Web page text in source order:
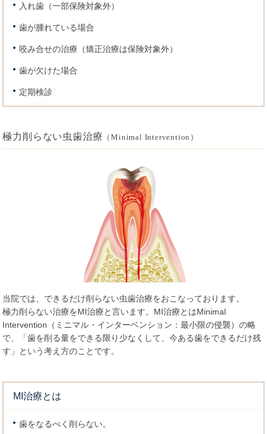
入れ歯（一部保険対象外）
歯が腫れている場合
咬み合せの治療（矯正治療は保険対象外）
歯が欠けた場合
定期検診
極力削らない虫歯治療 （Minimal Intervention）
当院では、できるだけ削らない虫歯治療をおこなっております。
極力削らない治療をMI治療と言います。MI治療とはMinimal
Intervention（ミニマル・インターベンション：最小限の侵襲）の略
で、「歯を削る量をできる限り少なくして、今ある歯をできるだけ残
す」という考え方のことです。
MI治療とは
歯をなるべく削らない。